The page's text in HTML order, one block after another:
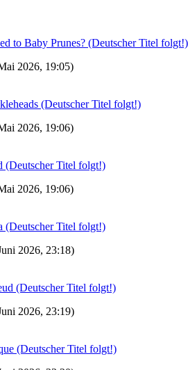
to Baby Prunes? (Deutscher Titel folgt!)
2026, 19:05)
(Deutscher Titel folgt!)
2026, 19:06)
(Deutscher Titel folgt!)
2026, 19:06)
(Deutscher Titel folgt!)
2026, 23:18)
(Deutscher Titel folgt!)
2026, 23:19)
(Deutscher Titel folgt!)